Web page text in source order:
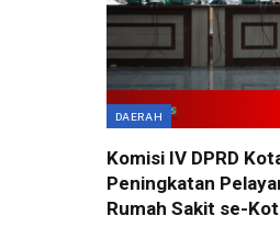
DAERAH
Komisi IV DPRD
Peningkatan
Rumah Sakit se-